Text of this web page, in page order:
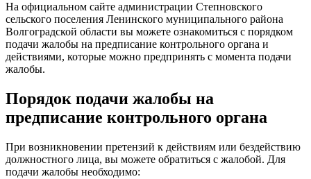
На официальном сайте администрации Степновского
сельского поселения Ленинского муниципального района
Волгоградской области вы можете ознакомиться с порядком
подачи жалобы на предписание контрольного органа и
действиями, которые можно предпринять с момента подачи
жалобы.
Порядок подачи жалобы на
предписание контрольного органа
При возникновении претензий к действиям или бездействию
должностного лица, вы можете обратиться с жалобой. Для
подачи жалобы необходимо: